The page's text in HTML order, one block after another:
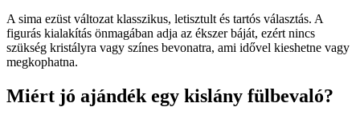
A sima ezüst változat klasszikus, letisztult és tartós választás. A
figurás kialakítás önmagában adja az ékszer báját, ezért nincs
szükség kristályra vagy színes bevonatra, ami idővel kieshetne vagy
megkophatna.
Miért jó ajándék egy kislány fülbevaló?